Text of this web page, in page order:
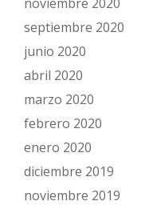
septiembre 2020
junio 2020
abril 2020
marzo 2020
febrero 2020
enero 2020
diciembre 2019
noviembre 2019